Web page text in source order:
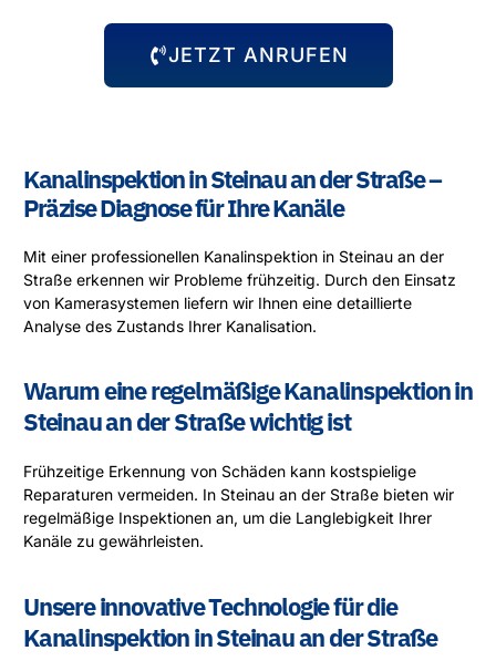
JETZT ANRUFEN
Kanalinspektion in Steinau an der Straße –
Präzise Diagnose für Ihre Kanäle
Mit einer professionellen Kanalinspektion in Steinau an der
Straße erkennen wir Probleme frühzeitig. Durch den Einsatz
von Kamerasystemen liefern wir Ihnen eine detaillierte
Analyse des Zustands Ihrer Kanalisation.
Warum eine regelmäßige Kanalinspektion in
Steinau an der Straße wichtig ist
Frühzeitige Erkennung von Schäden kann kostspielige
Reparaturen vermeiden. In Steinau an der Straße bieten wir
regelmäßige Inspektionen an, um die Langlebigkeit Ihrer
Kanäle zu gewährleisten.
Unsere innovative Technologie für die
Kanalinspektion in Steinau an der Straße